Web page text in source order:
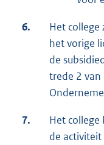
6.
Het college
het vorige
de
trede 2 van
7.
Het college
de